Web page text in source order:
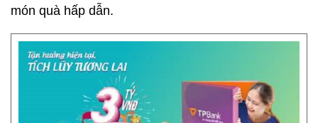
món quà hấp dẫn.